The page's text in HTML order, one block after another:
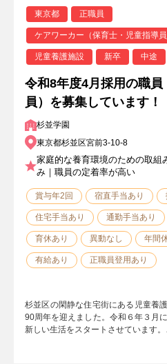
東京都 正職員
ケアワーカー（保育士・児童指導員
児童養護施設 新卒 中途
令和8年度4月採用の職
員）を募集しています！
杉並学園
東京都杉並区宮前3-10-8
家庭的な養育環境のための取組
み｜職員の定着率が高い
賞与年2回 宿直手当あり
住宅手当あり 通勤手当あり
育休あり 異動なし 年間
有給あり 正職員登用あり
杉並区の閑静な住宅街にある児童養
90周年を迎えました。令和６年３月
新しい生活をスタートさせています